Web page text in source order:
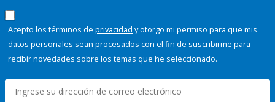
Acepto los términos de privacidad y otorgo mi permiso para que mis
datos personales sean procesados con el fin de suscribirme para
recibir novedades sobre los temas que he seleccionado.